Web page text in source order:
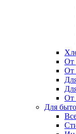
От
От
От
Для